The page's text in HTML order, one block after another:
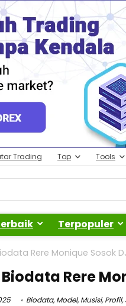
Trading Top Tools
Terpopuler
Rere Monique Sosok
Rere
Biodata,Model,Musisi,Profil,